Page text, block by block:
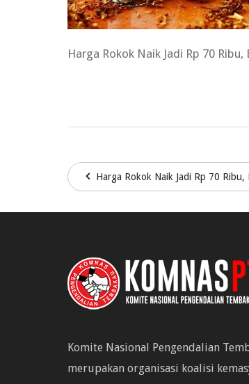
Harga Rokok Naik Jadi Rp 70
Harga Rokok Naik Jadi Rp 70
Komite Nasional Pengendalian
merupakan organisasi koalisi